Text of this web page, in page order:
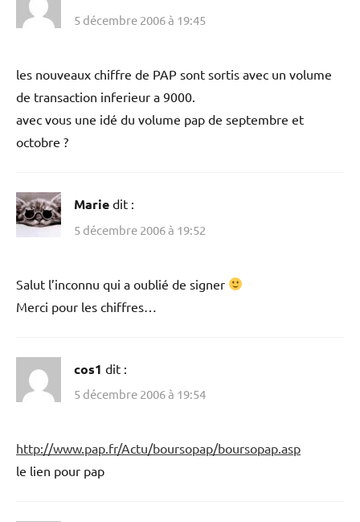
5 décembre 2006 à 19:45
les nouveaux chiffre de PAP sont sortis avec un volume
de transaction inferieur a 9000.
avec vous une idé du volume pap de septembre et
octobre ?
Marie dit :
5 décembre 2006 à 19:52
Salut l’inconnu qui a oublié de signer
Merci pour les chiffres…
cos1 dit :
5 décembre 2006 à 19:54
http://www.pap.fr/Actu/boursopap/boursopap.asp
le lien pour pap